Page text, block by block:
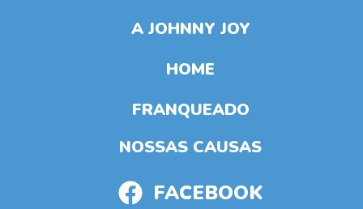
A JOHNNY JOY
HOME
FRANQUEADO
NOSSAS CAUSAS
FACEBOOK